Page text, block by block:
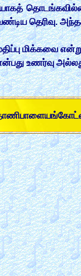
தெரிவு.
மிக்கவை
உணர்வு